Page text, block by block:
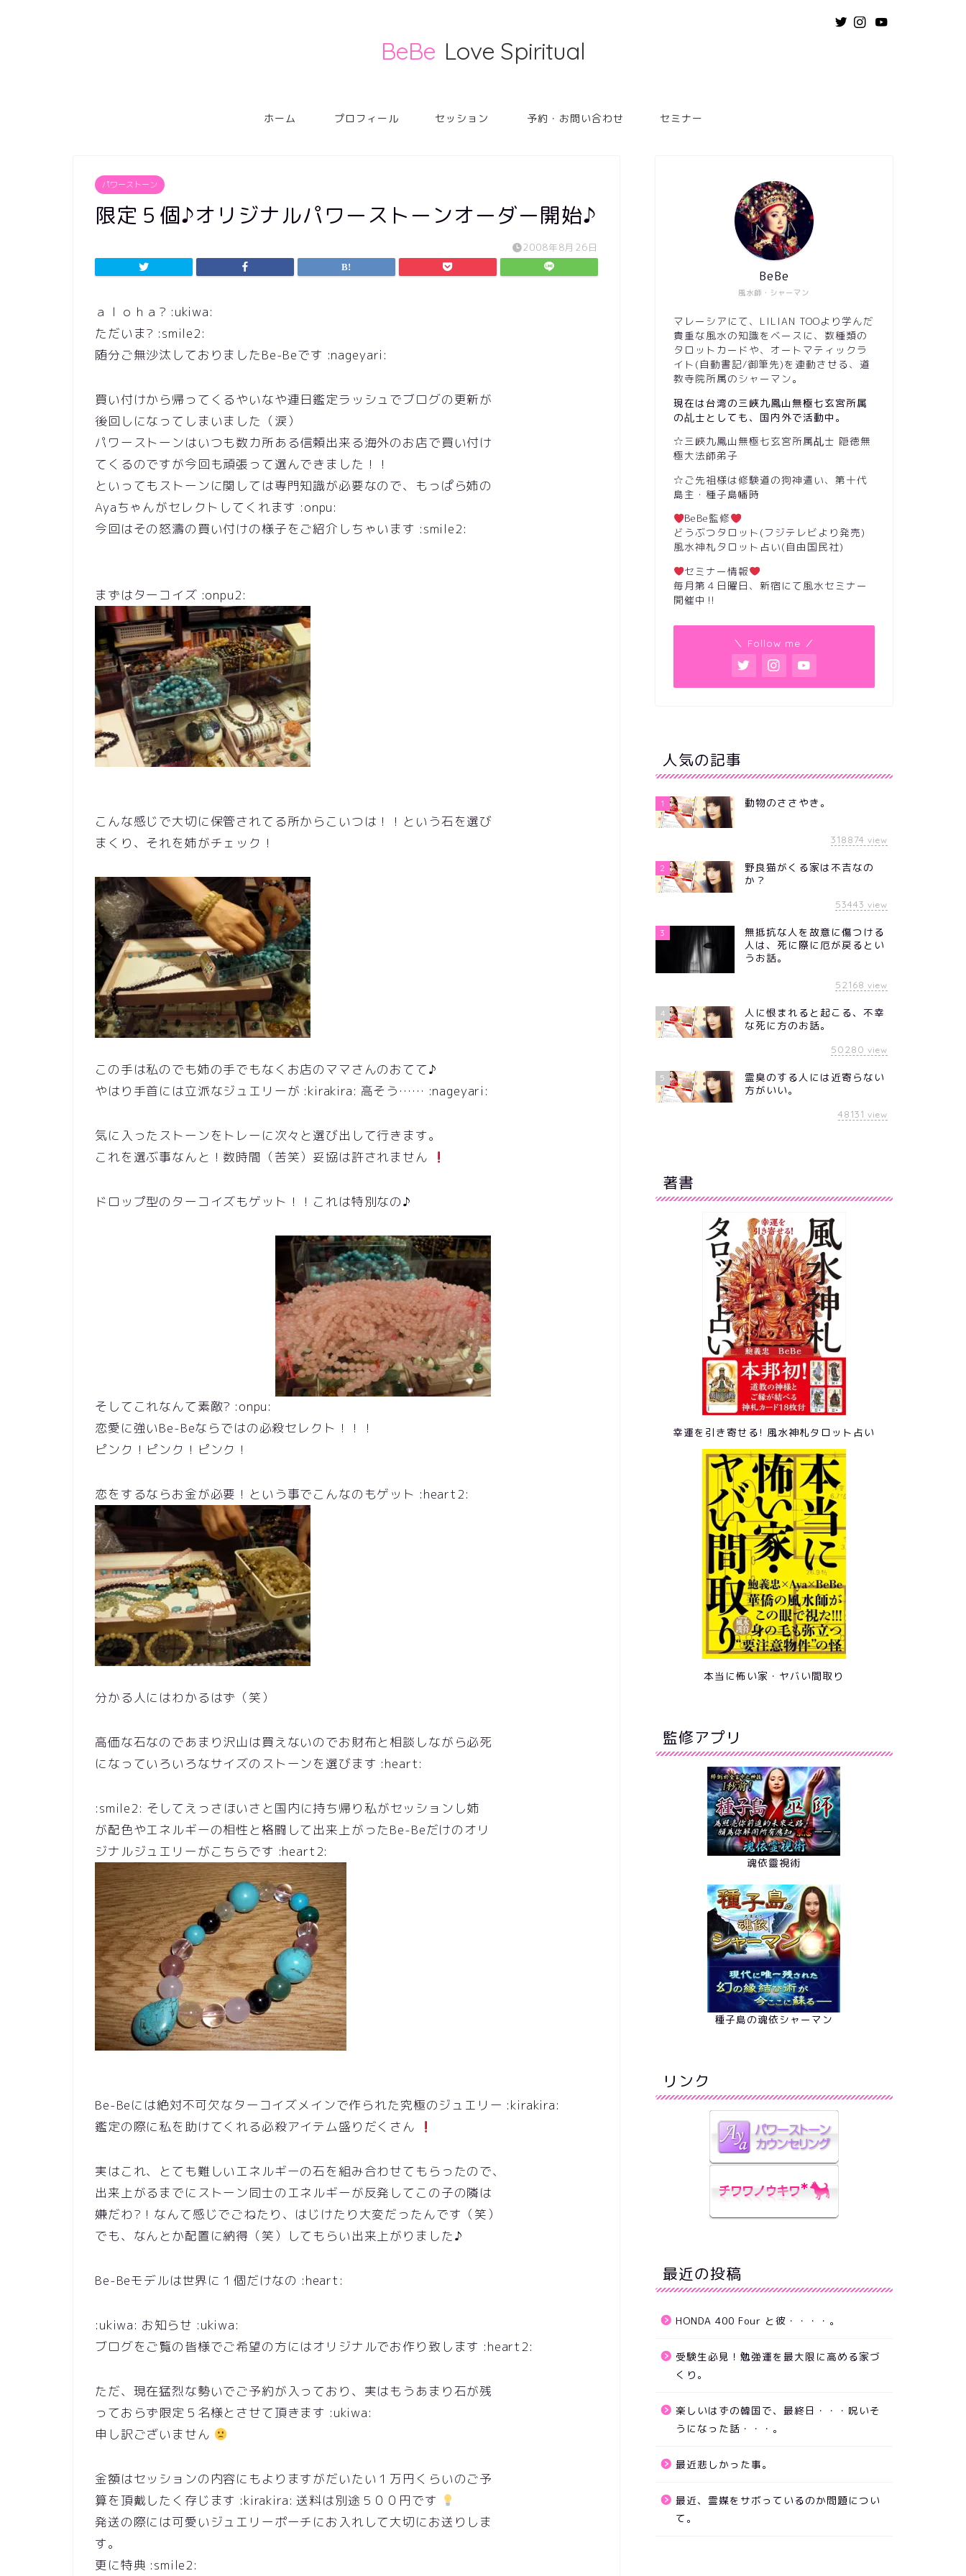
BeBe Love Spiritual
ホーム プロフィール セッション 予約・お問い合わせ セミナー
パワーストーン
限定５個♪オリジナルパワーストーンオーダー開始♪
2008年8月26日
ａｌｏｈａ? :ukiwa:
ただいま? :smile2:
随分ご無沙汰しておりましたBe-Beです :nageyari:
買い付けから帰ってくるやいなや連日鑑定ラッシュでブログの更新が
後回しになってしまいました（涙）
パワーストーンはいつも数カ所ある信頼出来る海外のお店で買い付け
てくるのですが今回も頑張って選んできました！！
といってもストーンに関しては専門知識が必要なので、もっぱら姉の
Ayaちゃんがセレクトしてくれます :onpu:
今回はその怒濤の買い付けの様子をご紹介しちゃいます :smile2:
まずはターコイズ :onpu2:
こんな感じで大切に保管されてる所からこいつは！！という石を選び
まくり、それを姉がチェック！
この手は私のでも姉の手でもなくお店のママさんのおてて♪
やはり手首には立派なジュエリーが :kirakira: 高そう…… :nageyari:
気に入ったストーンをトレーに次々と選び出して行きます。
これを選ぶ事なんと！数時間（苦笑）妥協は許されません
ドロップ型のターコイズもゲット！！これは特別なの♪
そしてこれなんて素敵? :onpu:
恋愛に強いBe-Beならではの必殺セレクト！！！
ピンク！ピンク！ピンク！
恋をするならお金が必要！という事でこんなのもゲット :heart2:
分かる人にはわかるはず（笑）
高価な石なのであまり沢山は買えないのでお財布と相談しながら必死
になっていろいろなサイズのストーンを選びます :heart:
:smile2: そしてえっさほいさと国内に持ち帰り私がセッションし姉
が配色やエネルギーの相性と格闘して出来上がったBe-Beだけのオリ
ジナルジュエリーがこちらです :heart2:
Be-Beには絶対不可欠なターコイズメインで作られた究極のジュエリー :kirakira:
鑑定の際に私を助けてくれる必殺アイテム盛りだくさん
実はこれ、とても難しいエネルギーの石を組み合わせてもらったので、
出来上がるまでにストーン同士のエネルギーが反発してこの子の隣は
嫌だわ?！なんて感じでごねたり、はじけたり大変だったんです（笑）
でも、なんとか配置に納得（笑）してもらい出来上がりました♪
Be-Beモデルは世界に１個だけなの :heart:
:ukiwa: お知らせ :ukiwa:
ブログをご覧の皆様でご希望の方にはオリジナルでお作り致します :heart2:
ただ、現在猛烈な勢いでご予約が入っており、実はもうあまり石が残
っておらず限定５名様とさせて頂きます :ukiwa:
申し訳ございません
金額はセッションの内容にもよりますがだいたい１万円くらいのご予
算を頂戴したく存じます :kirakira: 送料は別途５００円です
発送の際には可愛いジュエリーポーチにお入れして大切にお送りしま
す。
更に特典 :smile2:
風水師・シャーマン
BeBe
マレーシアにて、LILIAN TOOより学んだ
貴重な風水の知識をベースに、数種類の
タロットカードや、オートマティックラ
イト(自動書記/御筆先)を連動させる、道
教寺院所属のシャーマン。
現在は台湾の三峽九鳳山無極七玄宮所属
の乩士としても、国内外で活動中。
☆三峽九鳳山無極七玄宮所属乩士 隠徳無
極大法師弟子
☆ご先祖様は修験道の狗神遣い、第十代
島主・種子島幡時
BeBe監修
どうぶつタロット(フジテレビより発売)
風水神札タロット占い(自由国民社)
セミナー情報
毎月第４日曜日、新宿にて風水セミナー
開催中‼︎
＼ Follow me ／
人気の記事
1 動物のささやき。
318874 view
2
野良猫がくる家は不吉なの
か？
53443 view
3
無抵抗な人を故意に傷つける
人は、死に際に厄が戻るとい
うお話。
52168 view
4
人に恨まれると起こる、不幸
な死に方のお話。
50280 view
5
霊臭のする人には近寄らない
方がいい。
48131 view
著書
幸運を引き寄せる! 風水神札タロット占い
本当に怖い家・ヤバい間取り
監修アプリ
魂依靈視術
種子島の魂依シャーマン
リンク
最近の投稿
HONDA 400 Four と彼・・・・。
受験生必見！勉強運を最大限に高める家づ
くり。
楽しいはずの韓国で、最終日・・・呪いそ
うになった話・・・。
最近悲しかった事。
最近、霊媒をサボっているのか問題につい
て。